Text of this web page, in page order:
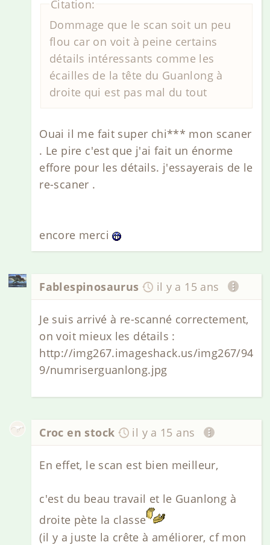
Citation:
Dommage que le scan soit un peu
flou car on voit à peine certains
détails intéressants comme les
écailles de la tête du Guanlong à
droite qui est pas mal du tout
Ouai il me fait super chi*** mon scaner
. Le pire c'est que j'ai fait un énorme
effore pour les détails. j'essayerais de le
re-scaner .
encore merci
Fablespinosaurus il y a 15 ans
Je suis arrivé à re-scanné correctement,
on voit mieux les détails :
http://img267.imageshack.us/img267/94
9/numriserguanlong.jpg
Croc en stock il y a 15 ans
En effet, le scan est bien meilleur,
c'est du beau travail et le Guanlong à
droite pète la classe
(il y a juste la crête à améliorer, cf mon